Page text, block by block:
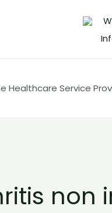
Healthcare Service
non